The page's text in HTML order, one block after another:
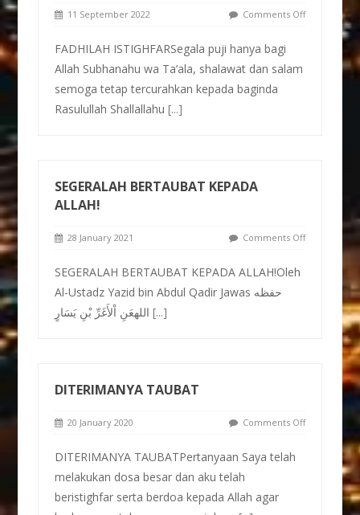
11 September 2022 Comments Off
FADHILAH ISTIGHFARSegala puji hanya bagi
Allah Subhanahu wa Ta’ala, shalawat dan salam
semoga tetap tercurahkan kepada baginda
Rasulullah Shallallahu[...]
SEGERALAH BERTAUBAT KEPADA
ALLAH!
28 January 2021 Comments Off
SEGERALAH BERTAUBAT KEPADA ALLAH!Oleh
Al-Ustadz Yazid bin Abdul Qadir Jawas حفظه
اللهعَنِ اْلأَغَرِّ بْنِ يَسَارٍ[...]
DITERIMANYA TAUBAT
20 January 2020 Comments Off
DITERIMANYA TAUBATPertanyaan Saya telah
melakukan dosa besar dan aku telah
beristighfar serta berdoa kepada Allah agar